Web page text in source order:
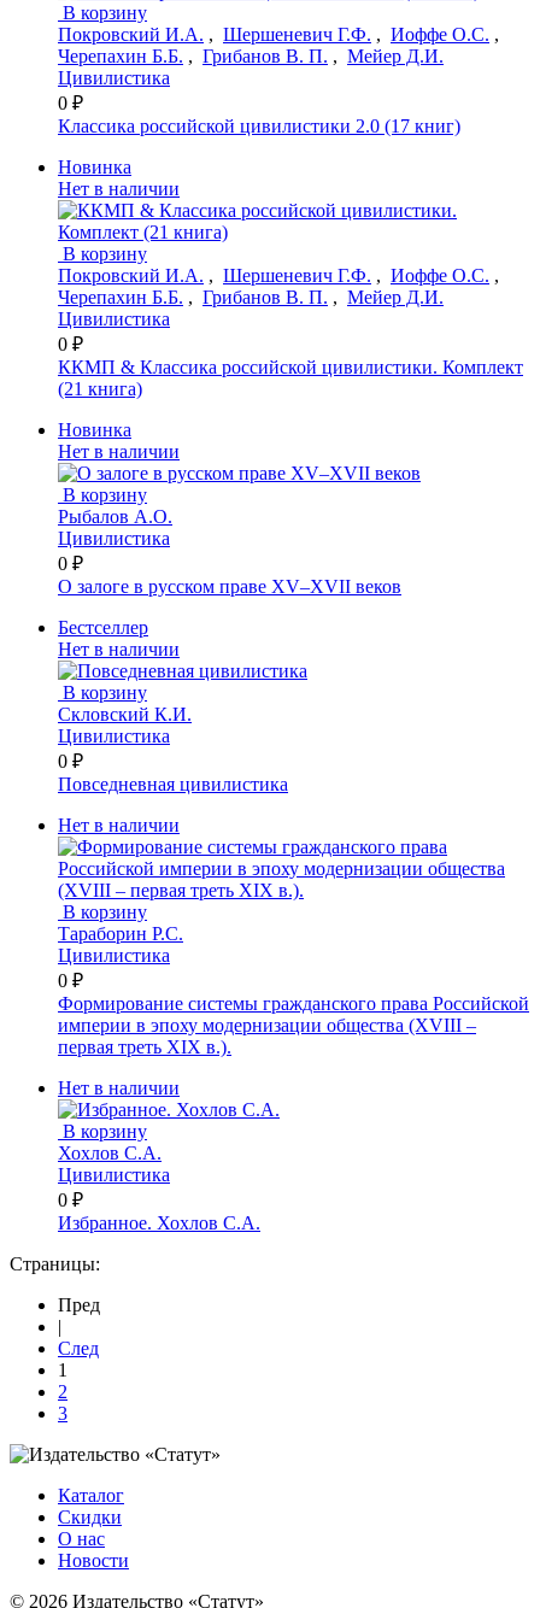
В корзину
Покровский И.А. , Шершеневич Г.Ф. , Иоффе О.С. ,
Черепахин Б.Б. , Грибанов В. П. , Мейер Д.И.
Цивилистика
0 ₽
Классика российской цивилистики 2.0 (17 книг)
Новинка
Нет в наличии
В корзину
Покровский И.А. , Шершеневич Г.Ф. , Иоффе О.С. ,
Черепахин Б.Б. , Грибанов В. П. , Мейер Д.И.
Цивилистика
0 ₽
ККМП & Классика российской цивилистики. Комплект
(21 книга)
Новинка
Нет в наличии
В корзину
Рыбалов А.О.
Цивилистика
0 ₽
О залоге в русском праве XV‒XVII веков
Бестселлер
Нет в наличии
В корзину
Скловский К.И.
Цивилистика
0 ₽
Повседневная цивилистика
Нет в наличии
В корзину
Тараборин Р.С.
Цивилистика
0 ₽
Формирование системы гражданского права Российской
империи в эпоху модернизации общества (XVIII –
первая треть XIX в.).
Нет в наличии
В корзину
Хохлов С.А.
Цивилистика
0 ₽
Избранное. Хохлов С.А.
Страницы:
Пред
|
След
1
2
3
Каталог
Скидки
О нас
Новости
© 2026 Издательство «Статут»